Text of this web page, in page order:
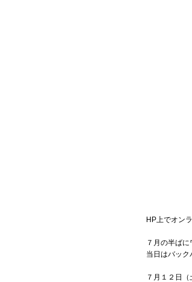
HP上でオン
７月の半ば
当日はバッ
７月１２日